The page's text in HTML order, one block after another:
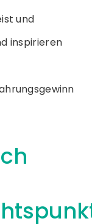
und
inspirieren